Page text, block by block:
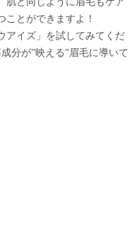
ことができますよ！
アイズ」を試してみてくだ
分が”映える”眉毛に導いて